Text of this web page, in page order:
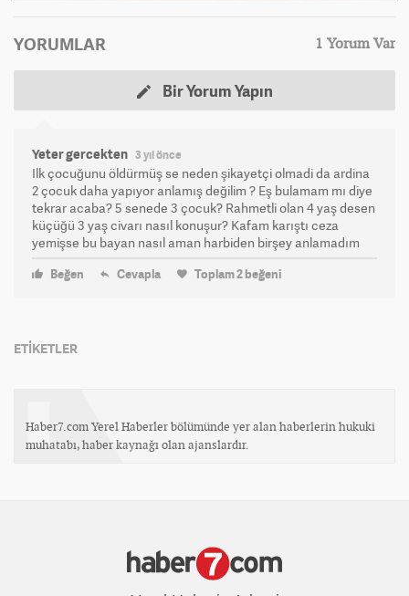
YORUMLAR 1 Yorum Var
Bir Yorum Yapın
Yeter gercekten 3 yıl önce
Ilk çocuğunu öldürmüş se neden şikayetçi olmadi da ardina
2 çocuk daha yapıyor anlamış değilim ? Eş bulamam mı diye
tekrar acaba? 5 senede 3 çocuk? Rahmetli olan 4 yaş desen
küçüğü 3 yaş civarı nasıl konuşur? Kafam karıştı ceza
yemişse bu bayan nasıl aman harbiden birşey anlamadım
Beğen Cevapla Toplam2beğeni
ETİKETLER
Haber7.com Yerel Haberler bölümünde yer alan haberlerin hukuki
muhatabı, haber kaynağı olan ajanslardır.